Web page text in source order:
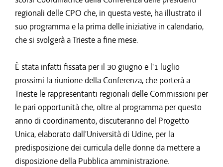
regionali delle CPO che, in questa veste, ha illustrato il
suo programma e la prima delle iniziative in calendario,
che si svolgerà a Trieste a fine mese.
È stata infatti fissata per il 30 giugno e l'1 luglio
prossimi la riunione della Conferenza, che porterà a
Trieste le rappresentanti regionali delle Commissioni per
le pari opportunità che, oltre al programma per questo
anno di coordinamento, discuteranno del Progetto
Unica, elaborato dall'Università di Udine, per la
predisposizione dei curricula delle donne da mettere a
disposizione della Pubblica amministrazione.